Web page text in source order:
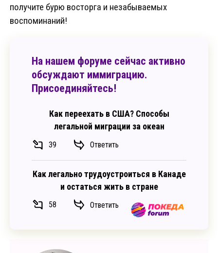
получите бурю восторга и незабываемых
воспоминаний!
На нашем форуме сейчас активно
обсуждают иммиграцию.
Присоединяйтесь!
Как переехать в США? Способы
легальной миграции за океан
39 Ответить
Как легально трудоустроиться в Канаде
и остаться жить в стране
58 Ответить